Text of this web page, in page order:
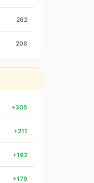
262
208
+305
+211
+192
+179